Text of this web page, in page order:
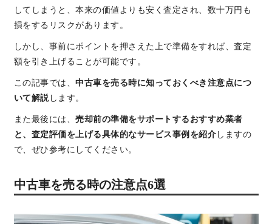
してしまうと、本来の価値よりも安く査定され、数十万円も
損をするリスクがあります。
しかし、事前にポイントを押さえた上で準備をすれば、査定
額を引き上げることが可能です。
この記事では、 中古車を売る時に知っておくべき注意点につ
いて解説 します。
また最後には、 売却前の準備をサポートするおすすめ業者
と、査定評価を上げる具体的なサービス事例を紹介 しますの
で、ぜひ参考にしてください。
中古車を売る時の注意点6選